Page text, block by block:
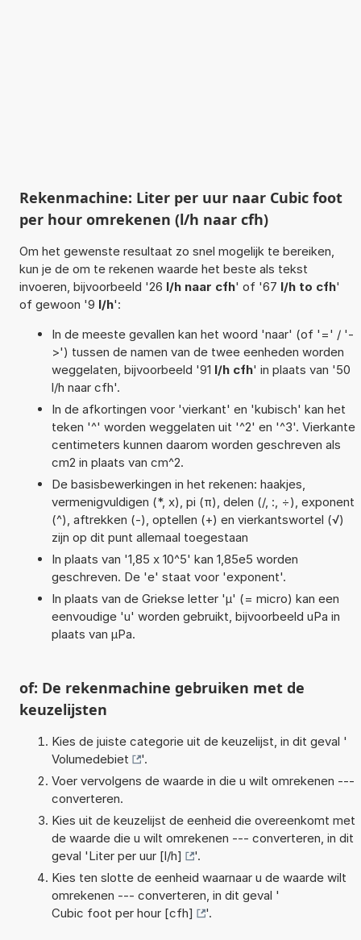
Rekenmachine: Liter per uur naar Cubic foot
per hour omrekenen (l/h naar cfh)
Om het gewenste resultaat zo snel mogelijk te bereiken,
kun je de om te rekenen waarde het beste als tekst
invoeren, bijvoorbeeld '26 l/h naar cfh' of '67 l/h to cfh'
of gewoon '9 l/h':
In de meeste gevallen kan het woord 'naar' (of '=' / '-
>') tussen de namen van de twee eenheden worden
weggelaten, bijvoorbeeld '91 l/h cfh' in plaats van '50
l/h naar cfh'.
In de afkortingen voor 'vierkant' en 'kubisch' kan het
teken '^' worden weggelaten uit '^2' en '^3'. Vierkante
centimeters kunnen daarom worden geschreven als
cm2 in plaats van cm^2.
De basisbewerkingen in het rekenen: haakjes,
vermenigvuldigen (*, x), pi (π), delen (/, :, ÷), exponent
(^), aftrekken (-), optellen (+) en vierkantswortel (√)
zijn op dit punt allemaal toegestaan
In plaats van '1,85 x 10^5' kan 1,85e5 worden
geschreven. De 'e' staat voor 'exponent'.
In plaats van de Griekse letter 'µ' (= micro) kan een
eenvoudige 'u' worden gebruikt, bijvoorbeeld uPa in
plaats van µPa.
of: De rekenmachine gebruiken met de
keuzelijsten
Kies de juiste categorie uit de keuzelijst, in dit geval '
Volumedebiet
'.
Voer vervolgens de waarde in die u wilt omrekenen ---
converteren.
Kies uit de keuzelijst de eenheid die overeenkomt met
de waarde die u wilt omrekenen --- converteren, in dit
geval 'Liter per uur [l/h]
'.
Kies ten slotte de eenheid waarnaar u de waarde wilt
omrekenen --- converteren, in dit geval '
Cubic foot per hour [cfh]
'.